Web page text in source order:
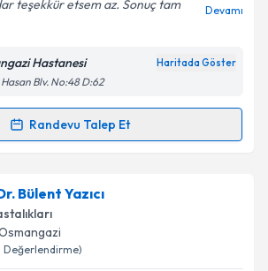
işlenmesine ilişkin
Aydınlatma
okudum ve kişisel verilerimin belirtilen
işlenmesini kabul ediyorum.
teşekkür etsem az. Sonuç tam
Devamı
Hastanesi Haritada Göster
Blv. No:48 D:62
Randevu Talep Et
Talebi
Bayakıriçin randevu takvimi talebi
bu uzmandan randevu almanız için bir
e-posta ile bilgilendireceğiz.
Bülent Yazıcı
Değerlendirme)